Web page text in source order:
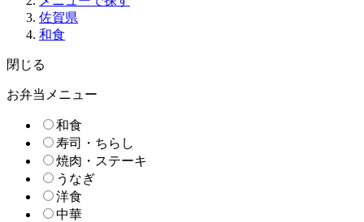
佐賀県
和食
閉じる
お弁当メニュー
和食
寿司・ちらし
焼肉・ステーキ
うなぎ
洋食
中華